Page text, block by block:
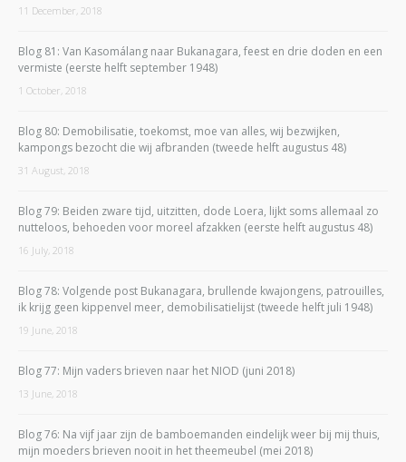
11 December, 2018
Blog 81: Van Kasomálang naar Bukanagara, feest en drie doden en een
vermiste (eerste helft september 1948)
1 October, 2018
Blog 80: Demobilisatie, toekomst, moe van alles, wij bezwijken,
kampongs bezocht die wij afbranden (tweede helft augustus 48)
31 August, 2018
Blog 79: Beiden zware tijd, uitzitten, dode Loera, lijkt soms allemaal zo
nutteloos, behoeden voor moreel afzakken (eerste helft augustus 48)
16 July, 2018
Blog 78: Volgende post Bukanagara, brullende kwajongens, patrouilles,
ik krijg geen kippenvel meer, demobilisatielijst (tweede helft juli 1948)
19 June, 2018
Blog 77: Mijn vaders brieven naar het NIOD (juni 2018)
13 June, 2018
Blog 76: Na vijf jaar zijn de bamboemanden eindelijk weer bij mij thuis,
mijn moeders brieven nooit in het theemeubel (mei 2018)